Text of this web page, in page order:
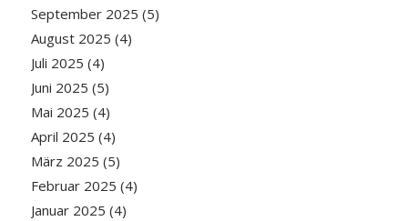
September 2025 (5)
August 2025 (4)
Juli 2025 (4)
Juni 2025 (5)
Mai 2025 (4)
April 2025 (4)
März 2025 (5)
Februar 2025 (4)
Januar 2025 (4)